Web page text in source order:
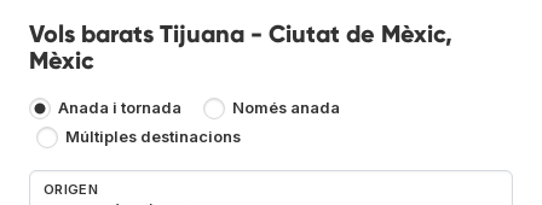
Vols barats Tijuana - Ciutat de Mèxic,
Mèxic
Anada i tornada
Només anada
Múltiples destinacions
ORIGEN